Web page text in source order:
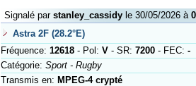
Signalé par stanley_cassidyle 30/05/2026 à
Astra 2F (28.2°E)
Fréquence: 12618- Pol: V- SR: 7200- FEC: -
Catégorie: Sport - Rugby
Transmis en: MPEG-4 crypté